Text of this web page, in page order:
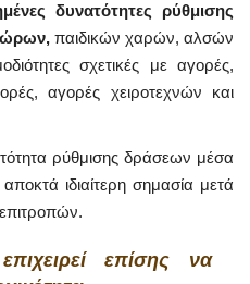
δυνατότητες ρύθμισης
παιδικών χαρών, αλσών
σχετικές με αγορές,
αγορές χειροτεχνών και
ρύθμισης δράσεων μέσα
ιδιαίτερη σημασία μετά
επίσης να